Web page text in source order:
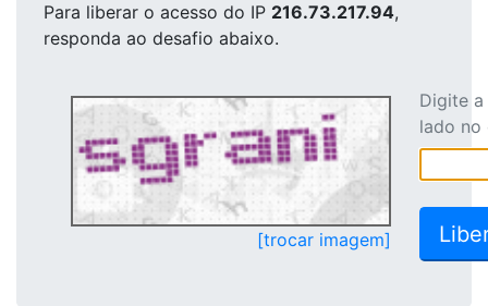
Para liberar o acesso do IP 216.73.217.94,
responda ao desafio abaixo.
[trocar imagem]
Digite
lado no